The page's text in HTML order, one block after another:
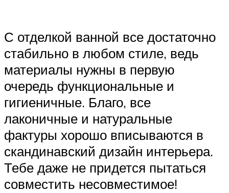
С отделкой ванной все достаточно
стабильно в любом стиле, ведь
материалы нужны в первую
очередь функциональные и
гигиеничные. Благо, все
лаконичные и натуральные
фактуры хорошо вписываются в
скандинавский дизайн интерьера.
Тебе даже не придется пытаться
совместить несовместимое!